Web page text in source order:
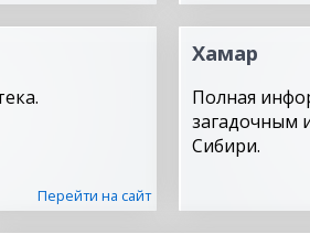
Перейти на сайт
Хамар
Полная
загадочным
Сибири.